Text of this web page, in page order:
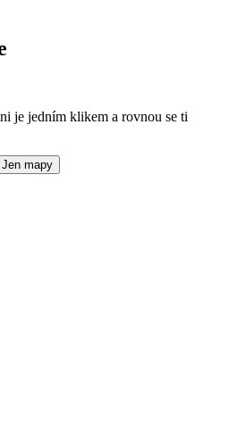
je jedním klikem a rovnou se ti
Jen mapy